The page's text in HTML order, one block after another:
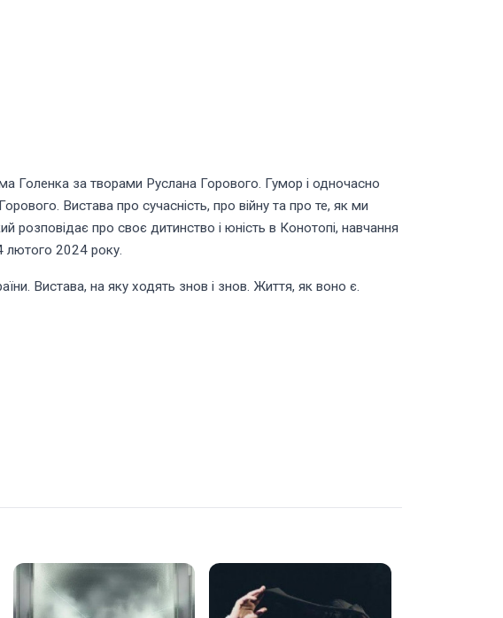
Голенка за творами Руслана Горового. Гумор і одночасно
Вистава про сучасність, про війну та про те, як ми
розповідає про своє дитинство і юність в Конотопі, навчання
лютого 2024 року.
Вистава, на яку ходять знов і знов. Життя, як воно є.